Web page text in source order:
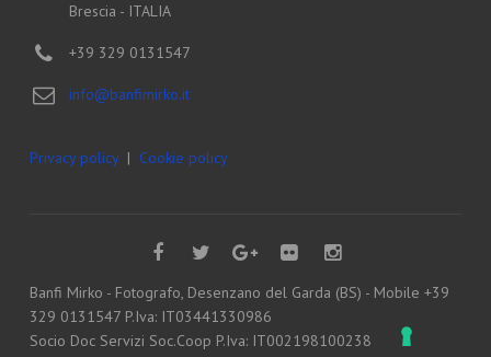
Brescia - ITALIA
+39 329 0131547
info@banfimirko.it
Privacy policy| Cookie policy
Banfi Mirko - Fotografo, Desenzano del Garda (BS) - Mobile +39
329 0131547 P.Iva: IT03441330986
Socio Doc Servizi Soc.Coop P.Iva: IT002198100238